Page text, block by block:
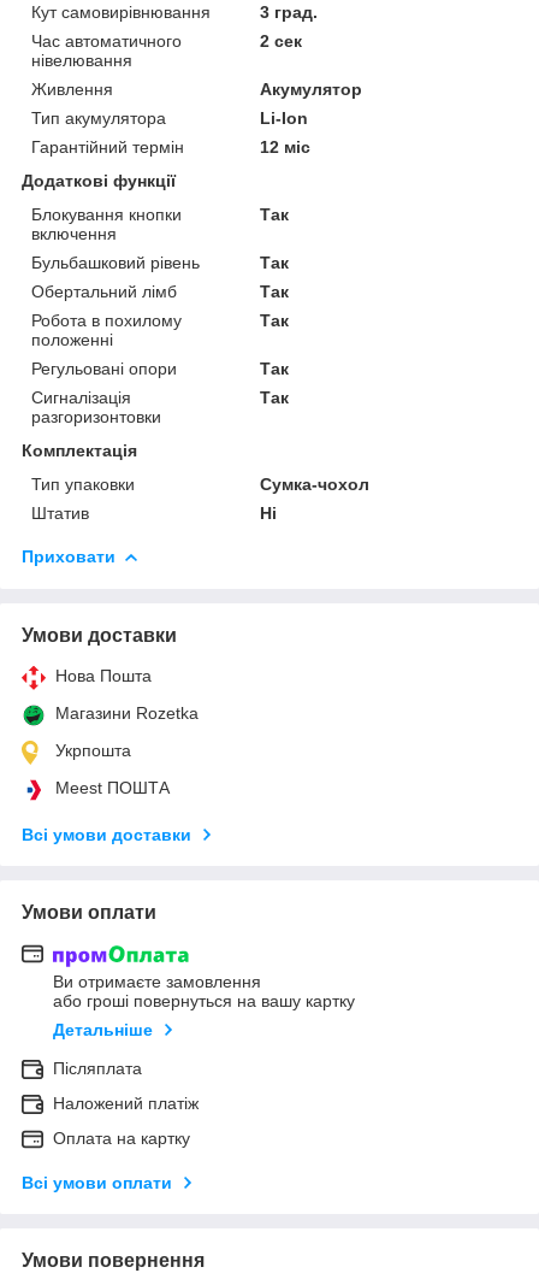
Кут самовирівнювання
3 град.
Час автоматичного
нівелювання
2 сек
Живлення
Акумулятор
Тип акумулятора
Li-Ion
Гарантійний термін
12 міс
Додаткові функції
Блокування кнопки
включення
Так
Бульбашковий рівень
Так
Обертальний лімб
Так
Робота в похилому
положенні
Так
Регульовані опори
Так
Сигналізація
разгоризонтовки
Так
Комплектація
Тип упаковки
Сумка-чохол
Штатив
Ні
Приховати
Умови доставки
Нова Пошта
Магазини Rozetka
Укрпошта
Meest ПОШТА
Всі умови доставки
Умови оплати
Ви отримаєте замовлення
або гроші повернуться на вашу картку
Детальніше
Післяплата
Наложений платіж
Оплата на картку
Всі умови оплати
Умови повернення